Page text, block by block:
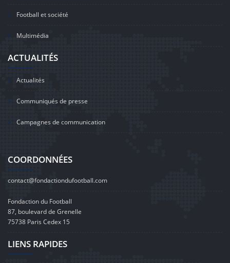
Football et société
Multimédia
ACTUALITÉS
Actualités
Communiqués de presse
Campagnes de communication
COORDONNÉES
contact@fondactiondufootball.com
Fondaction du Football
87, boulevard de Grenelle
75738 Paris Cedex 15
LIENS RAPIDES